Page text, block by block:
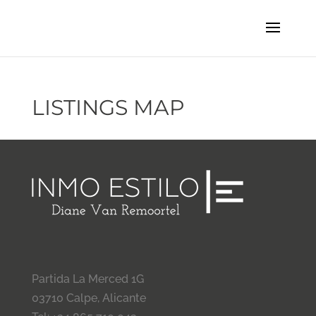
LISTINGS MAP
Partida La Merced 1G
03710 Calpe, Alicante